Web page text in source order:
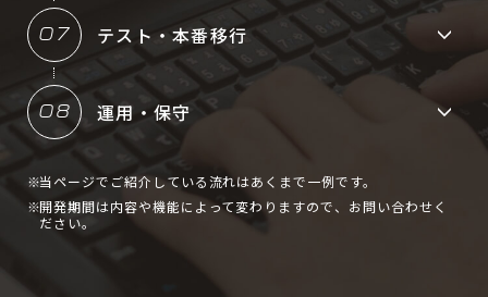
07 テスト・本番移行
08 運用・保守
当ページでご紹介している流れはあくまで一例です。
開発期間は内容や機能によって変わりますので、お問い合わせく
ださい。